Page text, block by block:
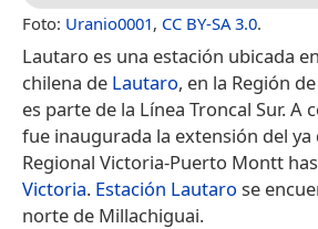
Foto: Uranio0001, CC BY-SA 3.0.
Lautaro es una estación ubicada
chilena de Lautaro, en la Región
es parte de la Línea Troncal Sur. A
fue inaugurada la extensión del ya
Regional Victoria-Puerto Montt
Victoria. Estación Lautaro se
norte de Millachiguai.